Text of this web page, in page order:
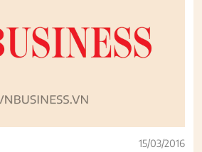
15/03/2016